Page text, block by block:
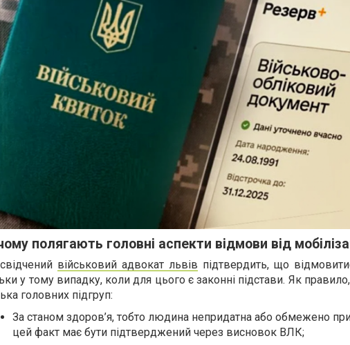
полягають головні аспекти відмови від
військовий адвокат львів підтвердить, що
у тому випадку, коли для цього є законні підстави. Як правило,
головних підгруп:
За станом здоров’я, тобто людина непридатна або обмежено
цей факт має бути підтверджений через висновок ВЛК;